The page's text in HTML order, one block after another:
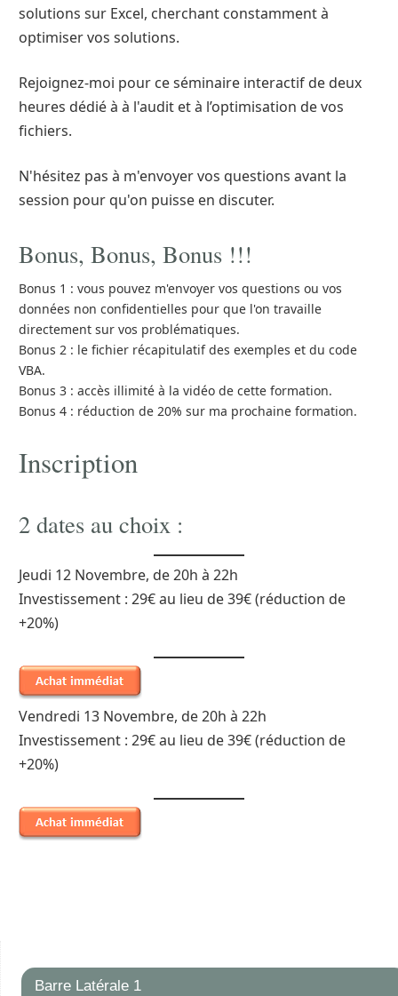
solutions sur Excel, cherchant constamment à
optimiser vos solutions.
Rejoignez-moi pour ce séminaire interactif de deux
heures dédié à à l'audit et à l’optimisation de vos
fichiers.
N'hésitez pas à m'envoyer vos questions avant la
session pour qu'on puisse en discuter.
Bonus, Bonus, Bonus !!!
Bonus 1 : vous pouvez m'envoyer vos questions ou vos
données non confidentielles pour que l'on travaille
directement sur vos problématiques.
Bonus 2 : le fichier récapitulatif des exemples et du code
VBA.
Bonus 3 : accès illimité à la vidéo de cette formation.
Bonus 4 : réduction de 20% sur ma prochaine formation.
Inscription
2 dates au choix :
Jeudi 12 Novembre, de 20h à 22h
Investissement : 29€ au lieu de 39€ (réduction de
+20%)
Vendredi 13 Novembre, de 20h à 22h
Investissement : 29€ au lieu de 39€ (réduction de
+20%)
Barre Latérale 1